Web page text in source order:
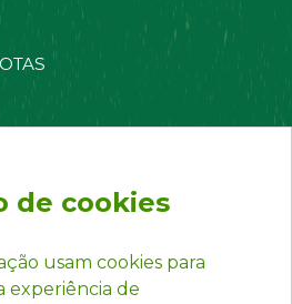
de cookies
usam cookies para
experiência de